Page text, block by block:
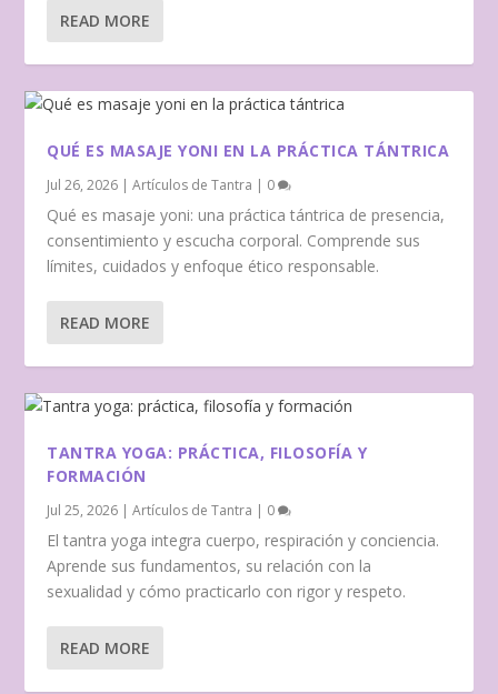
READ MORE
QUÉ ES MASAJE YONI EN LA PRÁCTICA TÁNTRICA
Jul 26, 2026 |Artículos de Tantra | 0
Qué es masaje yoni: una práctica tántrica de presencia,
consentimiento y escucha corporal. Comprende sus
límites, cuidados y enfoque ético responsable.
READ MORE
TANTRA YOGA: PRÁCTICA, FILOSOFÍA Y
FORMACIÓN
Jul 25, 2026 |Artículos de Tantra | 0
El tantra yoga integra cuerpo, respiración y conciencia.
Aprende sus fundamentos, su relación con la
sexualidad y cómo practicarlo con rigor y respeto.
READ MORE